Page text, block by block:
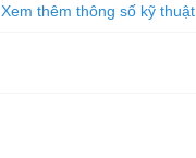
Điện
Xem thêm thông số kỹ thuật